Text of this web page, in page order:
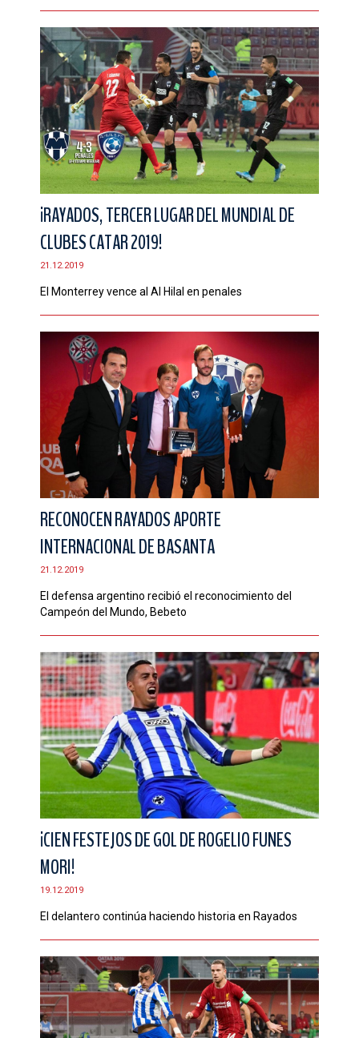
¡RAYADOS, TERCER LUGAR DEL MUNDIAL DE
CLUBES CATAR 2019!
21.12.2019
El Monterrey vence al Al Hilal en penales
RECONOCEN RAYADOS APORTE
INTERNACIONAL DE BASANTA
21.12.2019
El defensa argentino recibió el reconocimiento del
Campeón del Mundo, Bebeto
¡CIEN FESTEJOS DE GOL DE ROGELIO FUNES
MORI!
19.12.2019
El delantero continúa haciendo historia en Rayados